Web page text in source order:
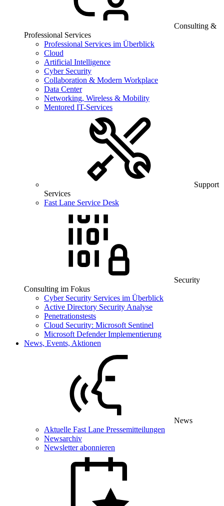
Consulting &
Professional Services
Professional Services im Überblick
Cloud
Artificial Intelligence
Cyber Security
Collaboration & Modern Workplace
Data Center
Networking, Wireless & Mobility
Mentored IT-Services
Support
Services
Fast Lane Service Desk
Security
Consulting im Fokus
Cyber Security Services im Überblick
Active Directory Security Analyse
Penetrationstests
Cloud Security: Microsoft Sentinel
Microsoft Defender Implementierung
News, Events, Aktionen
News
Aktuelle Fast Lane Pressemitteilungen
Newsarchiv
Newsletter abonnieren